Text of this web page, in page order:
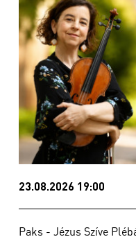
23.08.2026 19:00
Paks - Jézus Szíve